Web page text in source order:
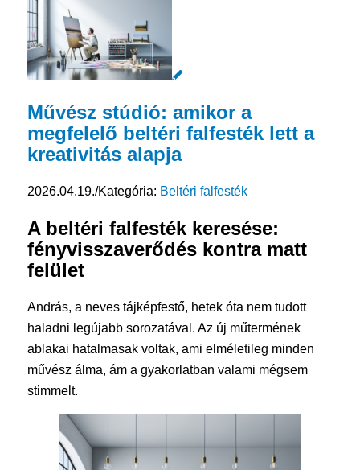
Művész stúdió: amikor a
megfelelő beltéri falfesték lett a
kreativitás alapja
2026.04.19./Kategória: Beltéri falfesték
A beltéri falfesték keresése:
fényvisszaverődés kontra matt
felület
András, a neves tájképfestő, hetek óta nem tudott
haladni legújabb sorozatával. Az új műtermének
ablakai hatalmasak voltak, ami elméletileg minden
művész álma, ám a gyakorlatban valami mégsem
stimmelt.